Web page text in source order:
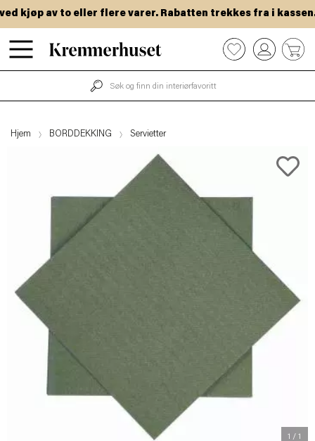
Hopp
til
kjøp av to eller flere varer. Rabatten trekkes fra i kassen.
0
Hjem BORDDEKKING Servietter
1 / 1